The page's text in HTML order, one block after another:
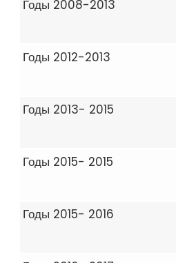
Годы 2008-2013
Годы 2012-2013
Годы 2013- 2015
Годы 2015- 2015
Годы 2015- 2016